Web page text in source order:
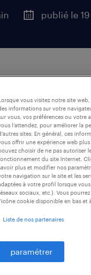
publié le
vous visitez notre site
informations sur votre
vous, vos préférences ou votre
l’attendez, pour améliorer la
sites. En général, ces
offrir une expérience web
choisir de ne pas autoriser
du site Internet.
plus et modifier nos
navigation sur le site et les
à votre profil lorsque
sociaux, etc.). Vous
cookie disponible en bas et
Liste de nos partenaires
paramétrer